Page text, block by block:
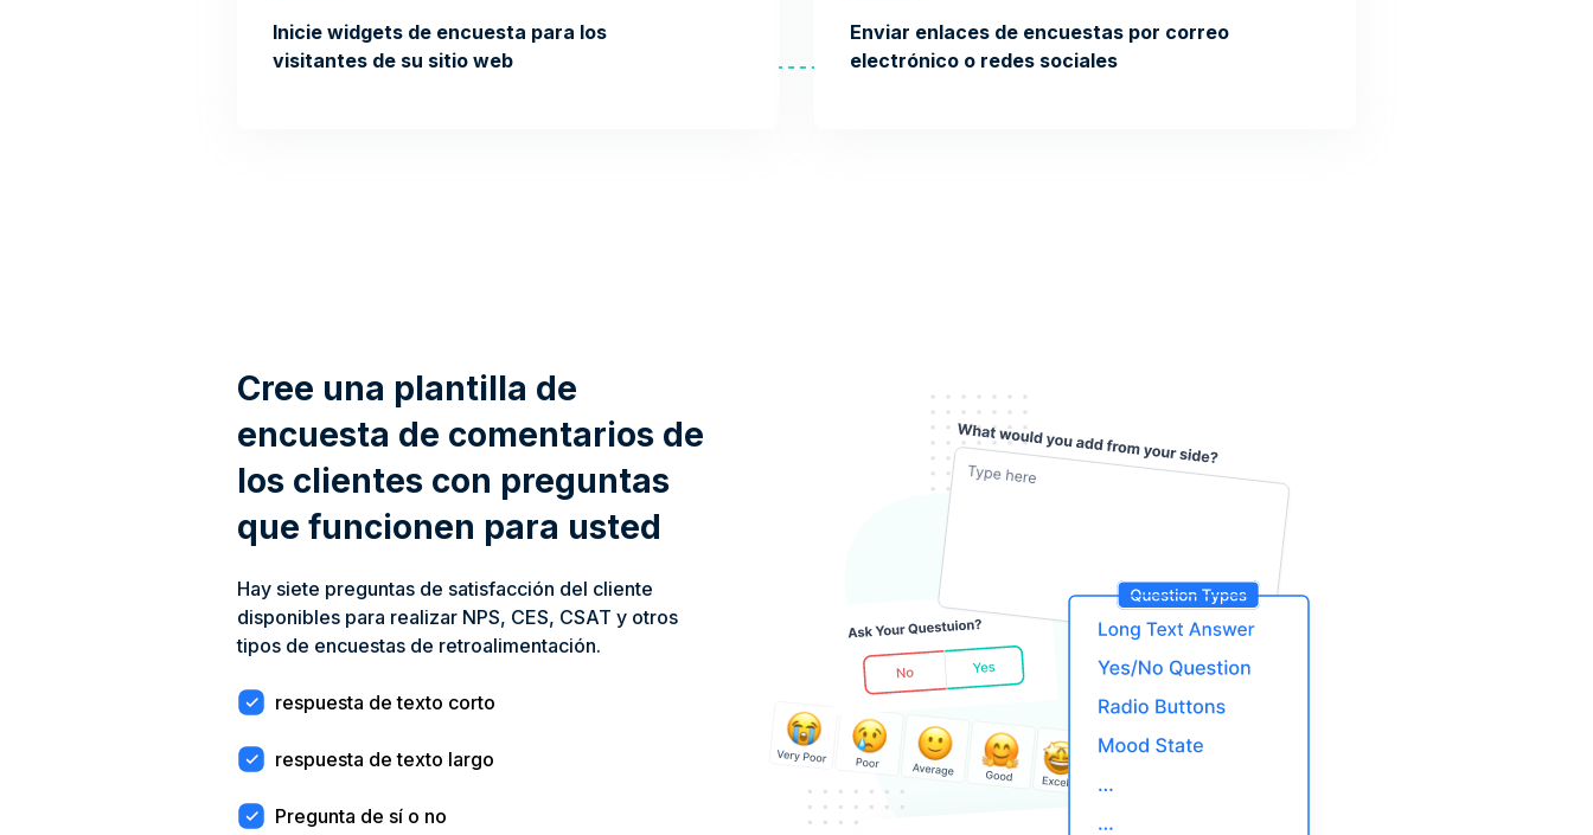
Inicie widgets de encuesta para los
visitantes de su sitio web
Enviar enlaces de encuestas por correo
electrónico o redes sociales
Cree una plantilla de
encuesta de comentarios de
los clientes con preguntas
que funcionen para usted
Hay siete preguntas de satisfacción del cliente
disponibles para realizar NPS, CES, CSAT y otros
tipos de encuestas de retroalimentación.
respuesta de texto corto
respuesta de texto largo
Pregunta de sí o no